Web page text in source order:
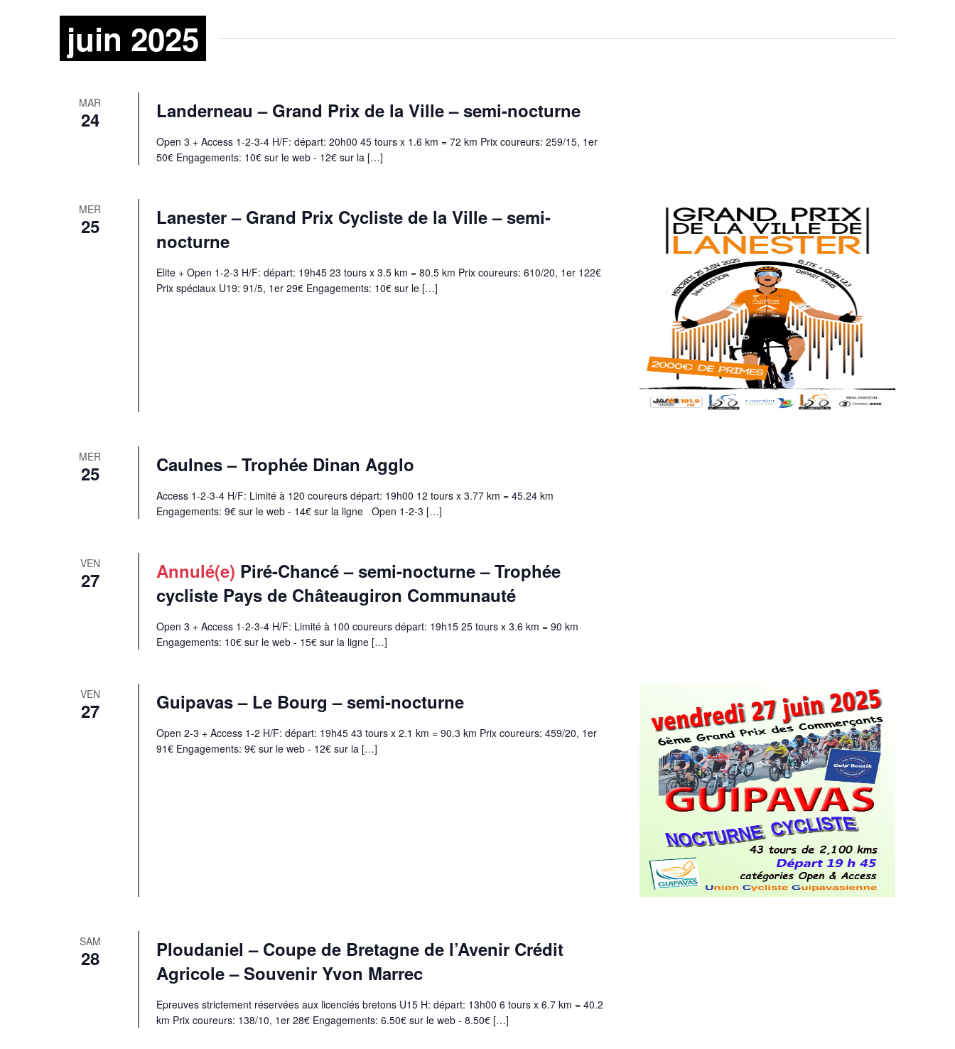
du
formulaire
entraînera
l'actualisation
date.
juin 2025
MAR
24 Landerneau – Grand Prix de la Ville – semi-nocturne
Open 3 + Access 1-2-3-4 H/F: départ: 20h00 45 tours x 1.6 km = 72 km Prix coureurs: 259/15, 1er
50€ Engagements: 10€ sur le web - 12€ sur la […]
MER
25
Lanester – Grand Prix Cycliste de la Ville – semi-
nocturne
Elite + Open 1-2-3 H/F: départ: 19h45 23 tours x 3.5 km = 80.5 km Prix coureurs: 610/20, 1er 122€
Prix spéciaux U19: 91/5, 1er 29€ Engagements: 10€ sur le […]
MER
25 Caulnes – Trophée Dinan Agglo
Access 1-2-3-4 H/F: Limité à 120 coureurs départ: 19h00 12 tours x 3.77 km = 45.24 km
Engagements: 9€ sur le web - 14€ sur la ligne Open 1-2-3 […]
VEN
27 Annulé(e) Piré-Chancé – semi-nocturne – Trophée
cycliste Pays de Châteaugiron Communauté
Open 3 + Access 1-2-3-4 H/F: Limité à 100 coureurs départ: 19h15 25 tours x 3.6 km = 90 km
Engagements: 10€ sur le web - 15€ sur la ligne […]
VEN
27 Guipavas – Le Bourg – semi-nocturne
Open 2-3 + Access 1-2 H/F: départ: 19h45 43 tours x 2.1 km = 90.3 km Prix coureurs: 459/20, 1er
91€ Engagements: 9€ sur le web - 12€ sur la […]
SAM
28
Ploudaniel – Coupe de Bretagne de l’Avenir Crédit
Agricole – Souvenir Yvon Marrec
Epreuves strictement réservées aux licenciés bretons U15 H: départ: 13h00 6 tours x 6.7 km = 40.2
km Prix coureurs: 138/10, 1er 28€ Engagements: 6.50€ sur le web - 8.50€ […]